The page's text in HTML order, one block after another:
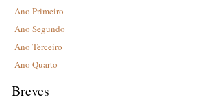
Ano Primeiro
Ano Segundo
Ano Terceiro
Ano Quarto
Breves